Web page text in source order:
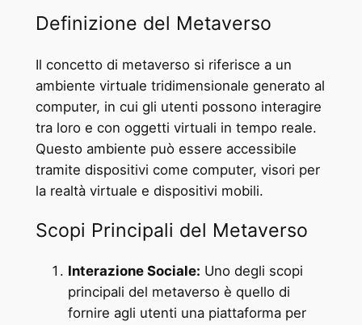
Definizione del Metaverso
Il concetto di metaverso si riferisce a un
ambiente virtuale tridimensionale generato al
computer, in cui gli utenti possono interagire
tra loro e con oggetti virtuali in tempo reale.
Questo ambiente può essere accessibile
tramite dispositivi come computer, visori per
la realtà virtuale e dispositivi mobili.
Scopi Principali del Metaverso
Interazione Sociale: Uno degli scopi
principali del metaverso è quello di
fornire agli utenti una piattaforma per